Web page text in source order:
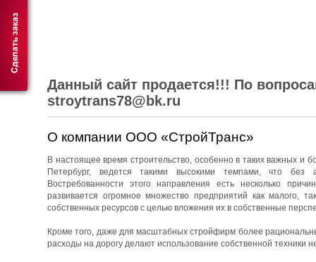
Данный сайт продается!!! По
stroytrans78@bk.ru
О компании ООО «СтройТранс»
В настоящее время строительство, особенно в таких важных и
Петербург, ведется такими высокими темпами, что без
Востребованности этого направления есть несколько
развивается огромное множество предприятий как малого,
собственных ресурсов с целью вложения их в собственные
Кроме того, даже для масштабных стройфирм более
расходы на дорогу делают использование собственной техники